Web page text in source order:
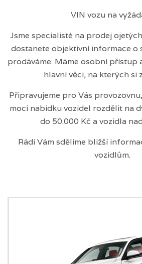
VIN vozu na
Jsme specialisté na prodej
dostanete objektivní informace o
prodáváme. Máme osobní přístup
hlavní věci, na kterých si
Připravujeme pro Vás
moci nabídku vozidel rozdělit na
do 50.000 Kč a vozidla
Rádi Vám sdělíme bližší
vozidlům.